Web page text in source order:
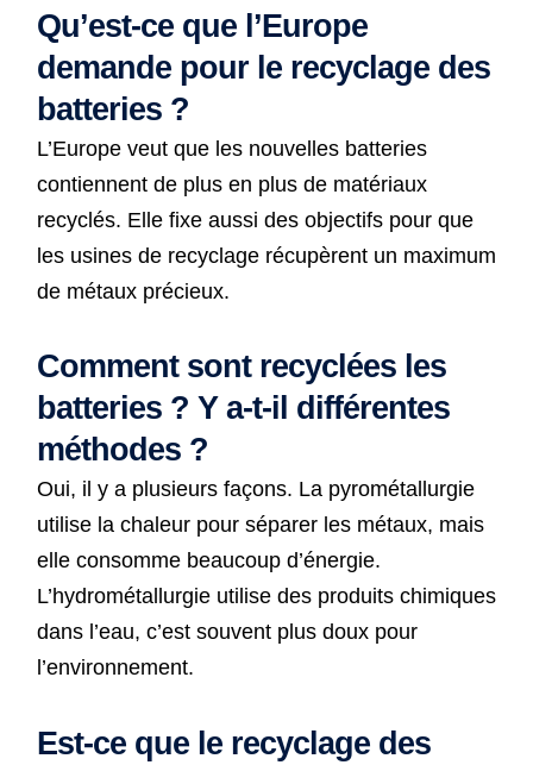
Qu’est-ce que l’Europe
demande pour le recyclage des
batteries ?
L’Europe veut que les nouvelles batteries
contiennent de plus en plus de matériaux
recyclés. Elle fixe aussi des objectifs pour que
les usines de recyclage récupèrent un maximum
de métaux précieux.
Comment sont recyclées les
batteries ? Y a-t-il différentes
méthodes ?
Oui, il y a plusieurs façons. La pyrométallurgie
utilise la chaleur pour séparer les métaux, mais
elle consomme beaucoup d’énergie.
L’hydrométallurgie utilise des produits chimiques
dans l’eau, c’est souvent plus doux pour
l’environnement.
Est-ce que le recyclage des